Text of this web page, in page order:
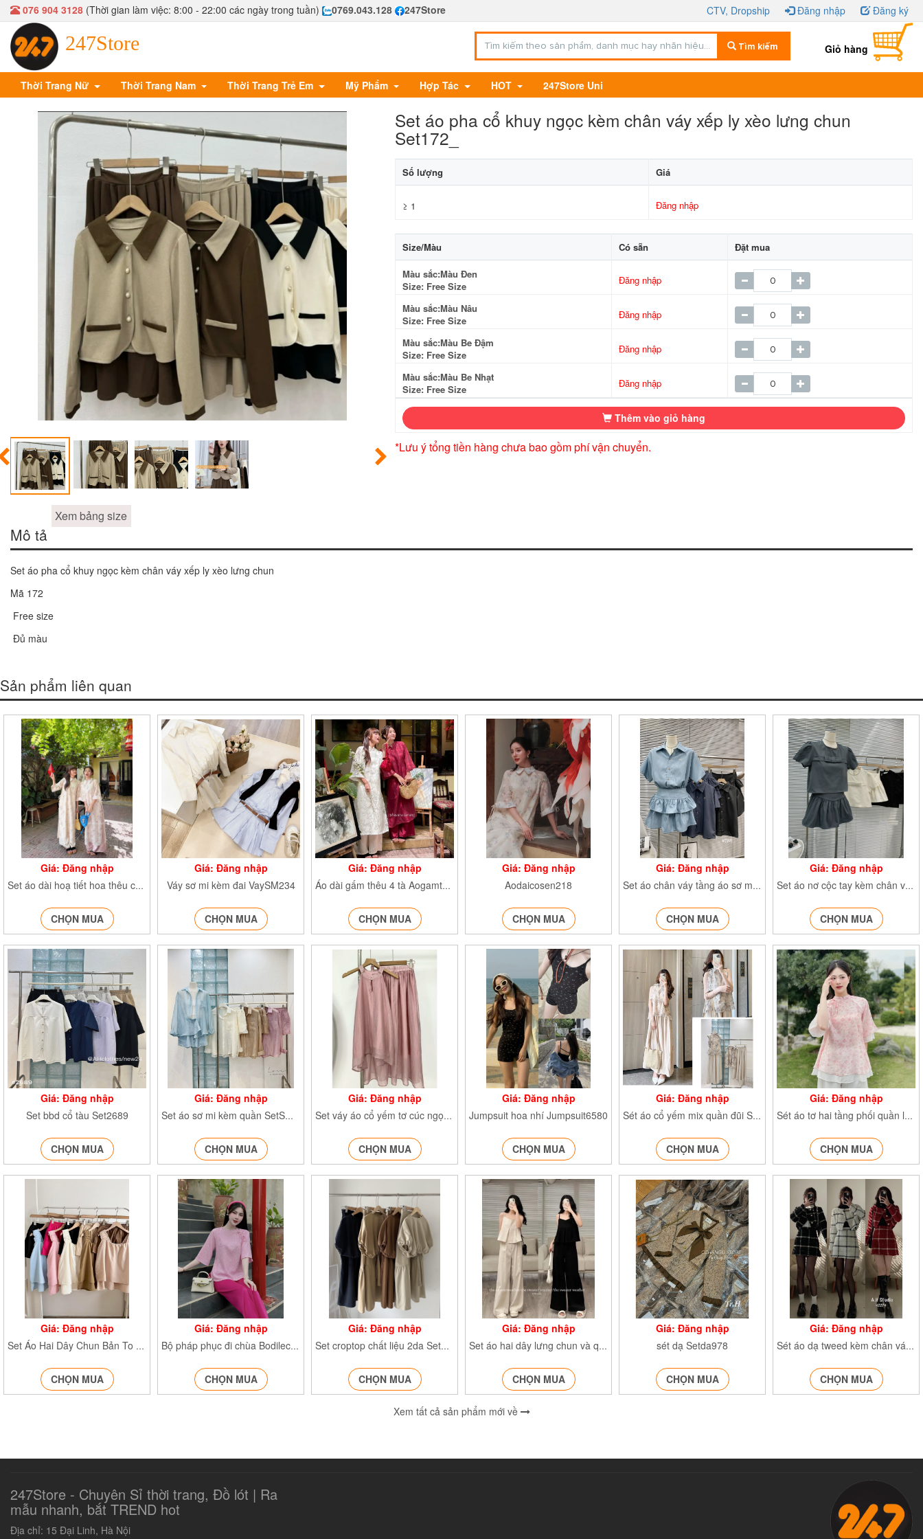
076 904 3128 (Thời gian làm việc: 8:00 - 22:00 các ngày trong tuần) 0769.043.128 247Store CTV, Dropship Đăng nhập Đăng ký
247Store Giỏ hàng
Tìm kiếm
Thời Trang Nữ Thời Trang Nam Thời Trang Trẻ Em Mỹ Phẩm Hợp Tác HOT 247Store Uni
Xem bảng size
Set áo pha cổ khuy ngọc kèm chân váy xếp ly xèo lưng chun
Set172_
Số lượng Giá
≥ 1 Đăng nhập
Size/Màu Có sẵn Đặt mua
Màu sắc:Màu Đen
Size: Free Size
Đăng nhập
Màu sắc:Màu Nâu
Size: Free Size
Đăng nhập
Màu sắc:Màu Be Đậm
Size: Free Size
Đăng nhập
Màu sắc:Màu Be Nhạt
Size: Free Size
Đăng nhập
Thêm vào giỏ hàng
*Lưu ý tổng tiền hàng chưa bao gồm phí vận chuyển.
Mô tả
Set áo pha cổ khuy ngọc kèm chân váy xếp ly xèo lưng chun
Mã 172
Free size
Đủ màu
Sản phẩm liên quan
Giá: Đăng nhập
Set áo dài hoạ tiết hoa thêu cổ sen Aodai9558
CHỌN MUA
Giá: Đăng nhập
Váy sơ mi kèm đai VaySM234
CHỌN MUA
Giá: Đăng nhập
Áo dài gấm thêu 4 tà Aogamtheu219
CHỌN MUA
Giá: Đăng nhập
Aodaicosen218
CHỌN MUA
Giá: Đăng nhập
Set áo chân váy tầng áo sơ mi thêu nơ kèm chân váy Settheuno788
CHỌN MUA
Giá: Đăng nhập
Set áo nơ cộc tay kèm chân váy xòe SetaonokemcvS295
CHỌN MUA
Giá: Đăng nhập
Set bbd cổ tàu Set2689
CHỌN MUA
Giá: Đăng nhập
Set áo sơ mi kèm quần SetSMvoanto1500
CHỌN MUA
Giá: Đăng nhập
Set váy áo cổ yếm tơ cúc ngọc Set1455
CHỌN MUA
Giá: Đăng nhập
Jumpsuit hoa nhí Jumpsuit6580
CHỌN MUA
Giá: Đăng nhập
Sét áo cổ yếm mix quần đũi Set2405
CHỌN MUA
Giá: Đăng nhập
Sét áo tơ hai tầng phối quần lụa Setaototang2018
CHỌN MUA
Giá: Đăng nhập
Set Áo Hai Dây Chun Bản To Set8510
CHỌN MUA
Giá: Đăng nhập
Bộ pháp phục đi chùa BodilechuaPP21
CHỌN MUA
Giá: Đăng nhập
Set croptop chất liệu 2da Set564
CHỌN MUA
Giá: Đăng nhập
Set áo hai dây lưng chun và quần suông dáng dài Set565
CHỌN MUA
Giá: Đăng nhập
sét dạ Setda978
CHỌN MUA
Giá: Đăng nhập
Sét áo dạ tweed kèm chân váy A Set2274
CHỌN MUA
Xem tất cả sản phẩm mới về
247Store - Chuyên Sỉ thời trang, Đồ lót | Ra
mẫu nhanh, bắt TREND hot‎
Địa chỉ: 15 Đại Linh, Hà Nội